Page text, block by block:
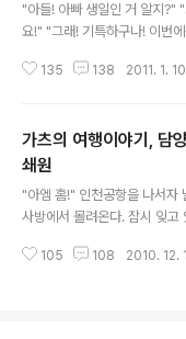
"아들! 아빠 생일인 거 알지?"
요!" "그래! 기특하구나! 이번
"감히 어느 안전이라고! 목숨
한 변명 같지만 내가 사용하는
하지 않기에 따로 확인하지 않
부터는 음력 달력 어플을 사
예쁜 카드!" 지난번 크리스마
찌되었든 아버지의 선물과 카
135 138 2011. 1.
가츠의 여행이야기, 담
쇄원
"아엠 홈!" 인천공항을 나서자
사방에서 몰려온다. 잠시 잊고
히 잊지 못할 경험이자 추억이
105 108 2010. 12.